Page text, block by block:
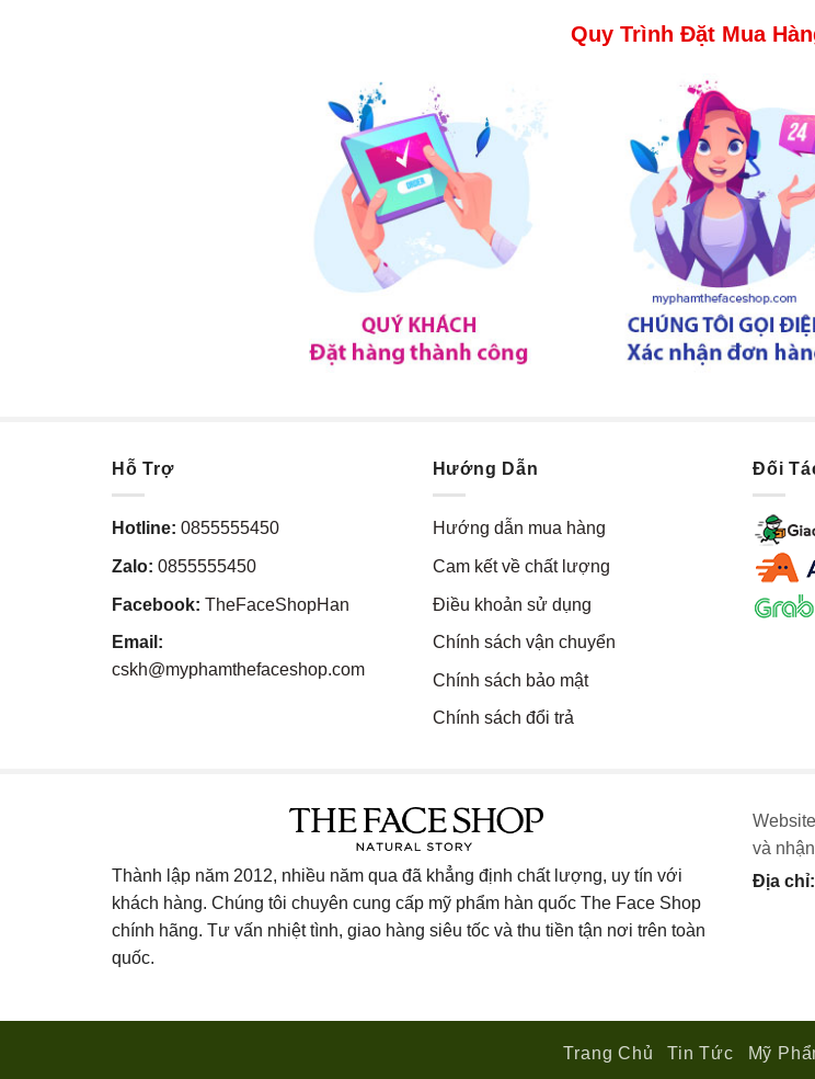
Quy Trình Đặt Mua
Hỗ Trợ
Hotline: 0855555450
Zalo: 0855555450
Facebook: TheFaceShopHan
Email:
cskh@myphamthefaceshop.com
Hướng Dẫn
Hướng dẫn mua hàng
Cam kết về chất lượng
Điều khoản sử dụng
Chính sách vận chuyển
Chính sách bảo mật
Chính sách đổi trả
Đối
Thành lập năm 2012, nhiều năm qua đã khẳng định chất lượng, uy tín với
khách hàng. Chúng tôi chuyên cung cấp mỹ phẩm hàn quốc The Face Shop
chính hãng. Tư vấn nhiệt tình, giao hàng siêu tốc và thu tiền tận nơi trên toàn
quốc.
và
Địa chỉ:
Trang Chủ Tin Tức Mỹ